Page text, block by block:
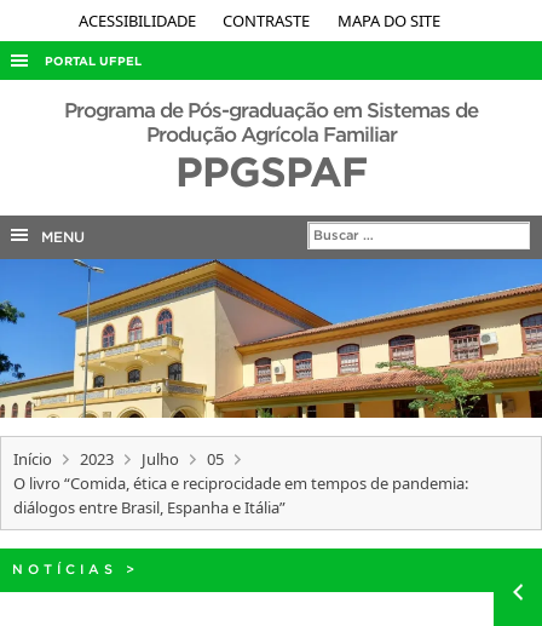
ACESSIBILIDADE CONTRASTE MAPA DO SITE
PORTAL UFPEL
ACESSO À INFORMAÇÃO
EDITAIS
INTERNACIONAL
OUVIDORIA
PORTARIAS
Programa de Pós-graduação em Sistemas de
Produção Agrícola Familiar
PPGSPAF
MENU
Início 2023 Julho
05
O livro “Comida, ética e reciprocidade em tempos de pandemia:
diálogos entre Brasil, Espanha e Itália”
NOTÍCIAS >